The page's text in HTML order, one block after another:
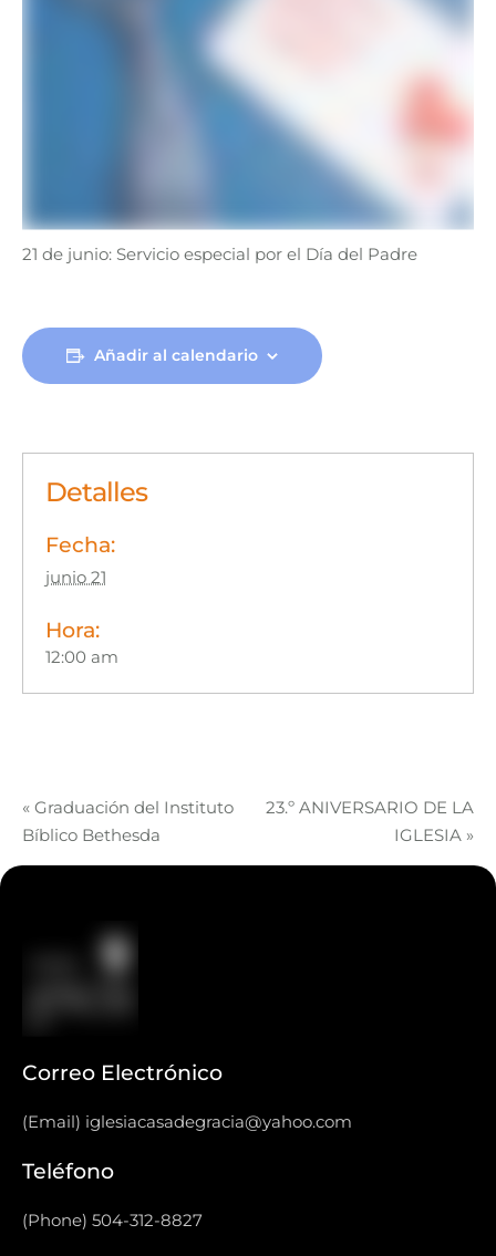
21 de junio: Servicio especial por el Día del Padre
Añadir al calendario
Detalles
Fecha:
junio 21
Hora:
12:00 am
« Graduación del Instituto
Bíblico Bethesda
23.º ANIVERSARIO DE LA
IGLESIA »
Teléfono
(Phone) 504-312-8827
Correo Electrónico
(Email) iglesiacasadegracia@yahoo.com